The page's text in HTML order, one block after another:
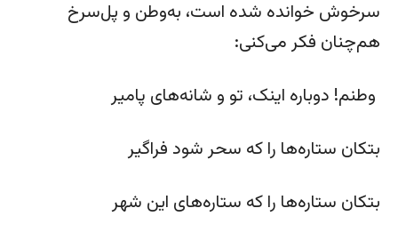
سرخوش خوانده شده است، به‌وطن و پل‌سرخ
هم‌چنان فکر می‌کنی:
وطنم! دوباره اینک، تو و شانه‌های پامیر
بتکان ستاره‌ها را که سحر شود فراگیر
بتکان ستاره‌ها را که ستاره‌های این شهر